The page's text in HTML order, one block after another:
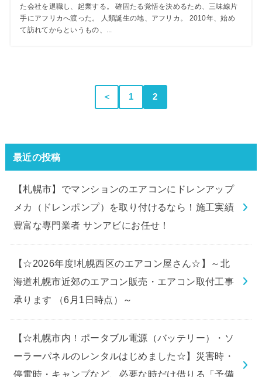
た会社を退職し、起業する。 確固たる覚悟を決めるため、三味線片
手にアフリカへ渡った。 人類誕生の地、アフリカ。 2010年、始め
て訪れてからというもの、...
＜ 1 2
最近の投稿
【札幌市】でマンションのエアコンにドレンアップ
メカ（ドレンポンプ）を取り付けるなら！施工実績
豊富な専門業者 サンアビにお任せ！
【☆2026年度!札幌西区のエアコン屋さん☆】～北
海道札幌市近郊のエアコン販売・エアコン取付工事
承ります （6月1日時点）～
【☆札幌市内！ポータブル電源（バッテリー）・ソ
ーラーパネルのレンタルはじめました☆】災害時・
停電時・キャンプなど、必要な時だけ借りる「予備